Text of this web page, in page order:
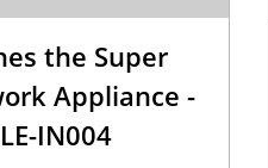
the Super
Appliance -
IN004